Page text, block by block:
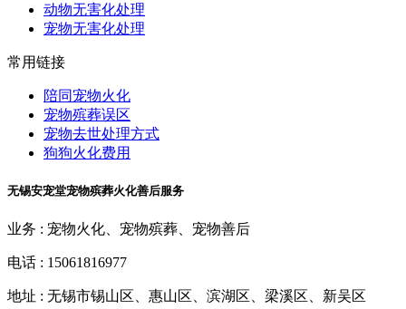
动物无害化处理
宠物无害化处理
常用链接
陪同宠物火化
宠物殡葬误区
宠物去世处理方式
狗狗火化费用
无锡安宠堂宠物殡葬火化善后服务
业务 : 宠物火化、宠物殡葬、宠物善后
电话 : 15061816977
地址 : 无锡市锡山区、惠山区、滨湖区、梁溪区、新吴区